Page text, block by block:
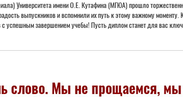
Университета имени О.Е. Кутафина (МГЮА) прошло
выпускников и вспомнили их путь к этому важному
успешным завершением учебы! Пусть диплом станет для вас
слово. Мы не прощаемся,